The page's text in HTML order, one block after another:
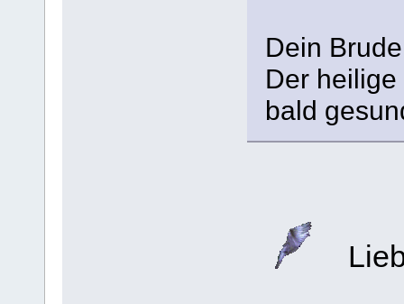
Dein
Der
bald